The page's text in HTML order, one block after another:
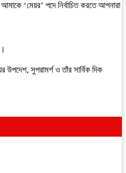
‘মেয়র’ পদে নির্বাচিত করতে আপনারা
সুপরামর্শ ও তাঁর সার্বিক দিক